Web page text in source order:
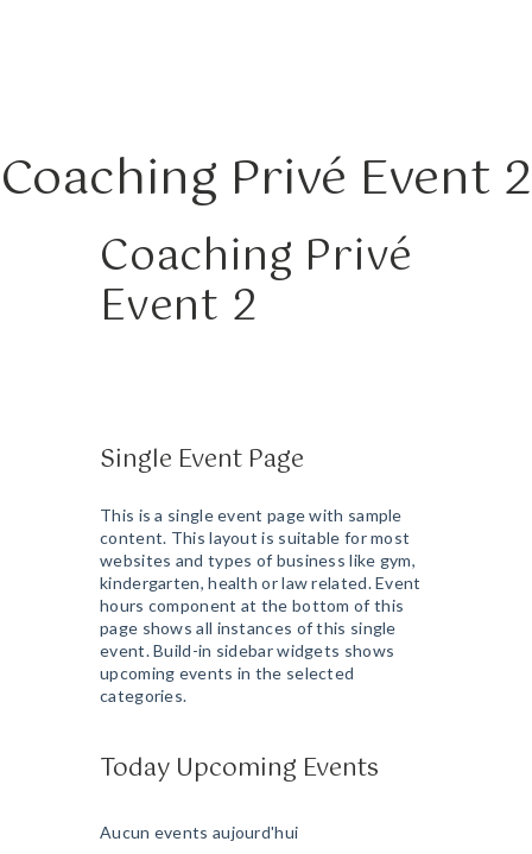
Coaching Privé Event 2
Coaching Privé
Event 2
Single Event Page
This is a single event page with sample
content. This layout is suitable for most
websites and types of business like gym,
kindergarten, health or law related. Event
hours component at the bottom of this
page shows all instances of this single
event. Build-in sidebar widgets shows
upcoming events in the selected
categories.
Today Upcoming Events
Aucun events aujourd'hui